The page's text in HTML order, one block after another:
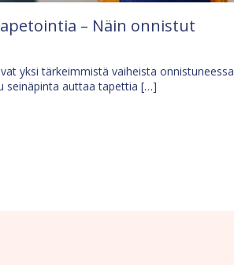
– Näin onnistut
yksi tärkeimmistä vaiheista onnistuneessa
seinäpinta auttaa tapettia […]